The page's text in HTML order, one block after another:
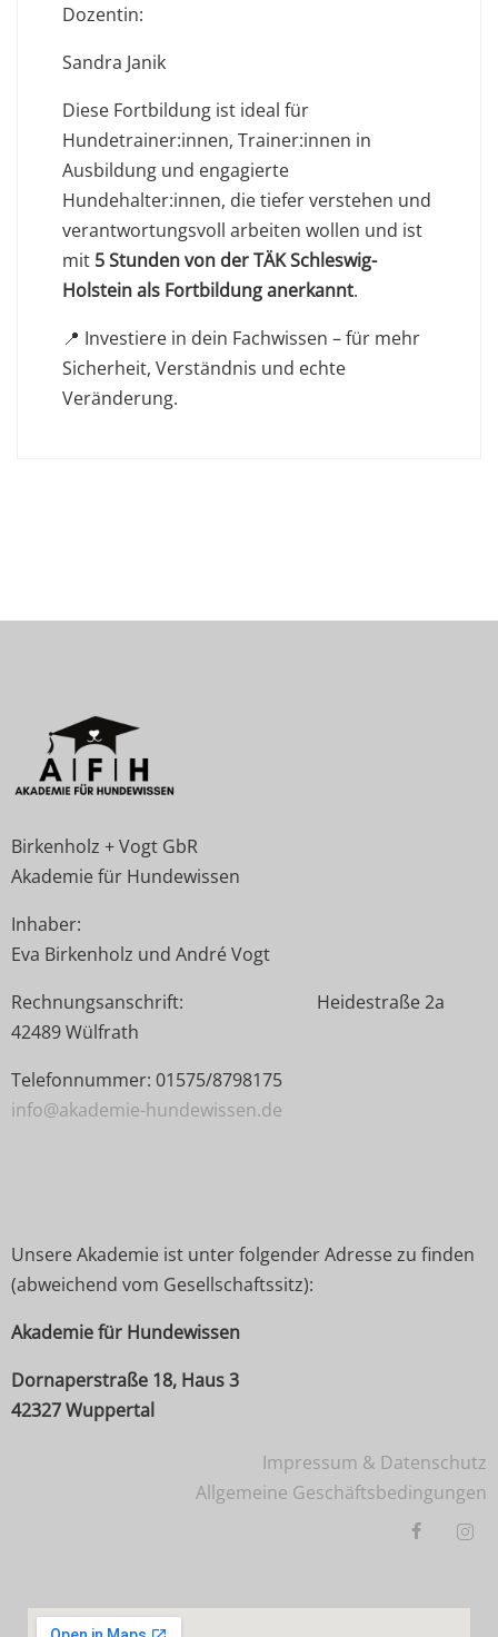
Dozentin:
Sandra Janik
Diese Fortbildung ist ideal für
Hundetrainer:innen, Trainer:innen in
Ausbildung und engagierte
Hundehalter:innen, die tiefer verstehen und
verantwortungsvoll arbeiten wollen und ist
mit 5 Stunden von der TÄK Schleswig-
Holstein als Fortbildung anerkannt.
📍 Investiere in dein Fachwissen – für mehr
Sicherheit, Verständnis und echte
Veränderung.
Birkenholz + Vogt GbR
Akademie für Hundewissen
Inhaber:
Eva Birkenholz und André Vogt
Rechnungsanschrift: Heidestraße 2a
42489 Wülfrath
Telefonnummer: 01575/8798175
info@akademie-hundewissen.de
Unsere Akademie ist unter folgender Adresse zu finden
(abweichend vom Gesellschaftssitz):
Akademie für Hundewissen
Dornaperstraße 18, Haus 3
42327 Wuppertal
Impressum & Datenschutz
Allgemeine Geschäftsbedingungen